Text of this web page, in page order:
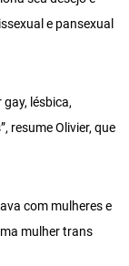
e pansexual
lésbica,
resume Olivier, que
com mulheres e
mulher trans